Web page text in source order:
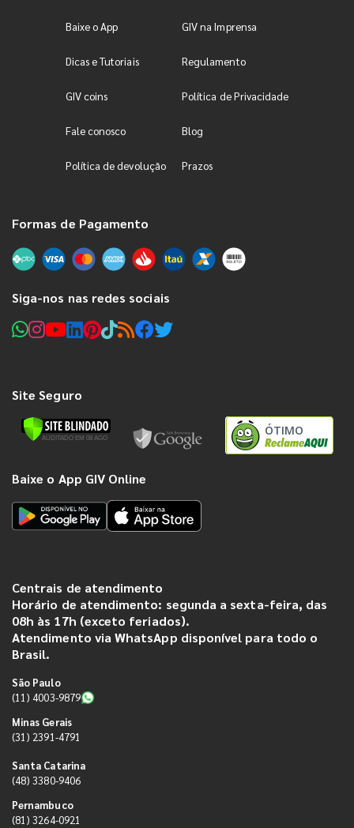
Baixe o App GIV na Imprensa
Dicas e Tutoriais Regulamento
GIV coins Política de Privacidade
Fale conosco Blog
Política de devolução Prazos
Formas de Pagamento
Siga-nos nas redes sociais
Site Seguro
ÓTIMO
Baixe o App GIV Online
Centrais de atendimento
Horário de atendimento: segunda a sexta-feira, das
08h às 17h (exceto feriados).
Atendimento via WhatsApp disponível para todo o
Brasil.
São Paulo
(11) 4003-9879
Minas Gerais
(31) 2391-4791
Santa Catarina
(48) 3380-9406
Pernambuco
(81) 3264-0921